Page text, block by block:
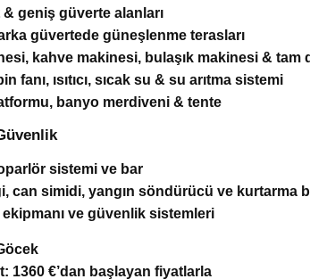
geniş güverte alanları
güvertede güneşlenme terasları
kahve makinesi, bulaşık makinesi & tam
fanı, ısıtıcı, sıcak su & su arıtma sistemi
banyo merdiveni & tente
sistemi ve bar
can simidi, yangın söndürücü ve kurtarma
ekipmanı ve güvenlik sistemleri
1360 €’dan başlayan fiyatlarla